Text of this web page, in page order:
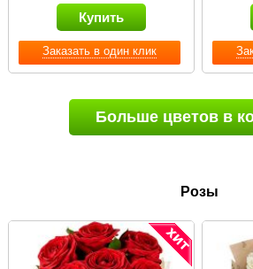
Заказать в один клик
Купить
Больше цветов в
Розы